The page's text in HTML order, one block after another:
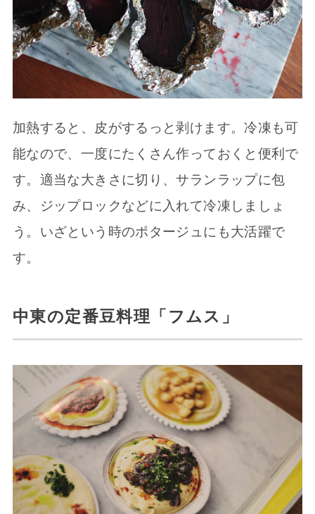
加熱すると、皮がするっと剥けます。冷凍も可
能なので、一度にたくさん作っておくと便利で
す。適当な大きさに切り、サランラップに包
み、ジップロックなどに入れて冷凍しましょ
う。いざという時のポタージュにも大活躍で
す。
中東の定番豆料理「フムス」